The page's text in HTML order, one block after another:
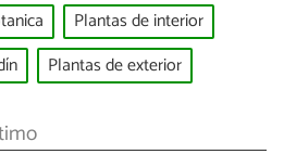
Plantas de interior
Plantas de exterior